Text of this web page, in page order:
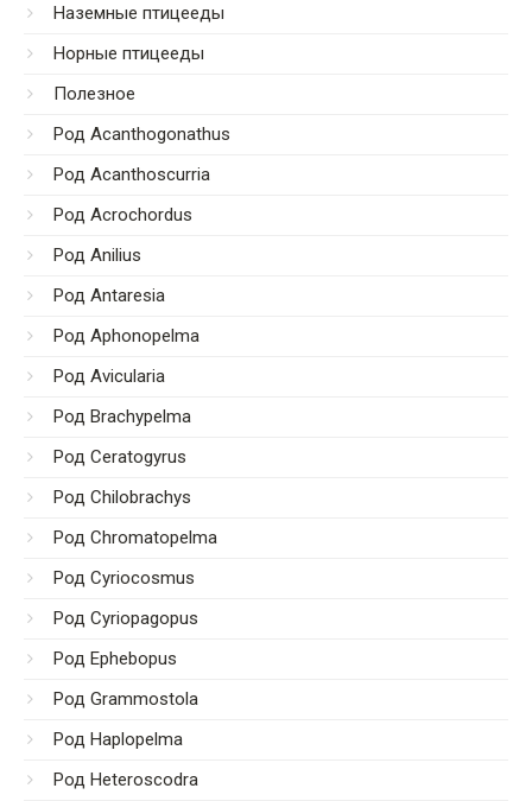
Наземные птицееды
Норные птицееды
Полезное
Род Acanthogonathus
Род Acanthoscurria
Род Acrochordus
Род Anilius
Род Antaresia
Род Aphonopelma
Род Avicularia
Род Brachypelma
Род Ceratogyrus
Род Chilobrachys
Род Chromatopelma
Род Cyriocosmus
Род Cyriopagopus
Род Ephebopus
Род Grammostola
Род Haplopelma
Род Heteroscodra